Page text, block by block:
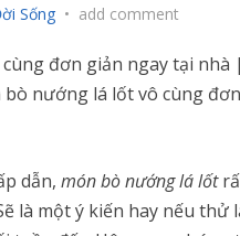
Sống • add comment
đơn giản ngay tại nhà
bò nướng lá lốt vô cùng
dẫn, món bò nướng lá lốt
là một ý kiến hay nếu thử